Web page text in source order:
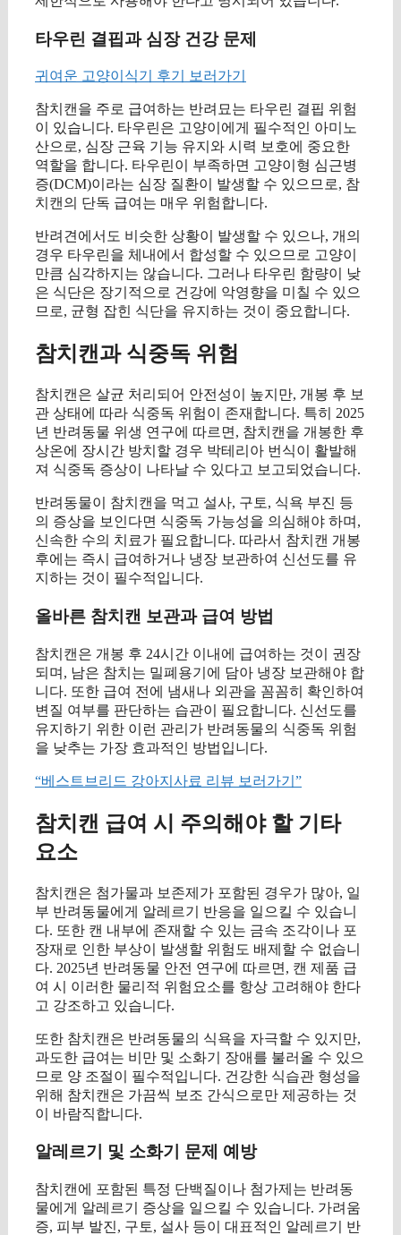
타우린 결핍과 심장 건강 문제
귀여운 고양이식기 후기 보러가기
참치캔을 주로 급여하는 반려묘는 타우린 결핍 위험
이 있습니다. 타우린은 고양이에게 필수적인 아미노
산으로, 심장 근육 기능 유지와 시력 보호에 중요한
역할을 합니다. 타우린이 부족하면 고양이형 심근병
증(DCM)이라는 심장 질환이 발생할 수 있으므로, 참
치캔의 단독 급여는 매우 위험합니다.
반려견에서도 비슷한 상황이 발생할 수 있으나, 개의
경우 타우린을 체내에서 합성할 수 있으므로 고양이
만큼 심각하지는 않습니다. 그러나 타우린 함량이 낮
은 식단은 장기적으로 건강에 악영향을 미칠 수 있으
므로, 균형 잡힌 식단을 유지하는 것이 중요합니다.
참치캔과 식중독 위험
참치캔은 살균 처리되어 안전성이 높지만, 개봉 후 보
관 상태에 따라 식중독 위험이 존재합니다. 특히 2025
년 반려동물 위생 연구에 따르면, 참치캔을 개봉한 후
상온에 장시간 방치할 경우 박테리아 번식이 활발해
져 식중독 증상이 나타날 수 있다고 보고되었습니다.
반려동물이 참치캔을 먹고 설사, 구토, 식욕 부진 등
의 증상을 보인다면 식중독 가능성을 의심해야 하며,
신속한 수의 치료가 필요합니다. 따라서 참치캔 개봉
후에는 즉시 급여하거나 냉장 보관하여 신선도를 유
지하는 것이 필수적입니다.
올바른 참치캔 보관과 급여 방법
참치캔은 개봉 후 24시간 이내에 급여하는 것이 권장
되며, 남은 참치는 밀폐용기에 담아 냉장 보관해야 합
니다. 또한 급여 전에 냄새나 외관을 꼼꼼히 확인하여
변질 여부를 판단하는 습관이 필요합니다. 신선도를
유지하기 위한 이런 관리가 반려동물의 식중독 위험
을 낮추는 가장 효과적인 방법입니다.
“베스트브리드 강아지사료 리뷰 보러가기”
참치캔 급여 시 주의해야 할 기타
요소
참치캔은 첨가물과 보존제가 포함된 경우가 많아, 일
부 반려동물에게 알레르기 반응을 일으킬 수 있습니
다. 또한 캔 내부에 존재할 수 있는 금속 조각이나 포
장재로 인한 부상이 발생할 위험도 배제할 수 없습니
다. 2025년 반려동물 안전 연구에 따르면, 캔 제품 급
여 시 이러한 물리적 위험요소를 항상 고려해야 한다
고 강조하고 있습니다.
또한 참치캔은 반려동물의 식욕을 자극할 수 있지만,
과도한 급여는 비만 및 소화기 장애를 불러올 수 있으
므로 양 조절이 필수적입니다. 건강한 식습관 형성을
위해 참치캔은 가끔씩 보조 간식으로만 제공하는 것
이 바람직합니다.
알레르기 및 소화기 문제 예방
참치캔에 포함된 특정 단백질이나 첨가제는 반려동
물에게 알레르기 증상을 일으킬 수 있습니다. 가려움
증, 피부 발진, 구토, 설사 등이 대표적인 알레르기 반